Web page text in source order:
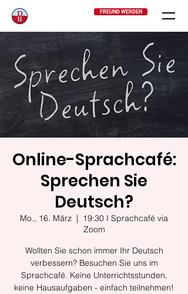
FREUND WERDEN
Online-Sprachcafé:
Sprechen Sie
Deutsch?
Mo., 16. März
  |
19:30 I Sprachcafé via
Zoom
Wollten Sie schon immer Ihr Deutsch
verbessern? Besuchen Sie uns im
Sprachcafé. Keine Unterrichtsstunden,
keine Hausaufgaben - einfach teilnehmen!